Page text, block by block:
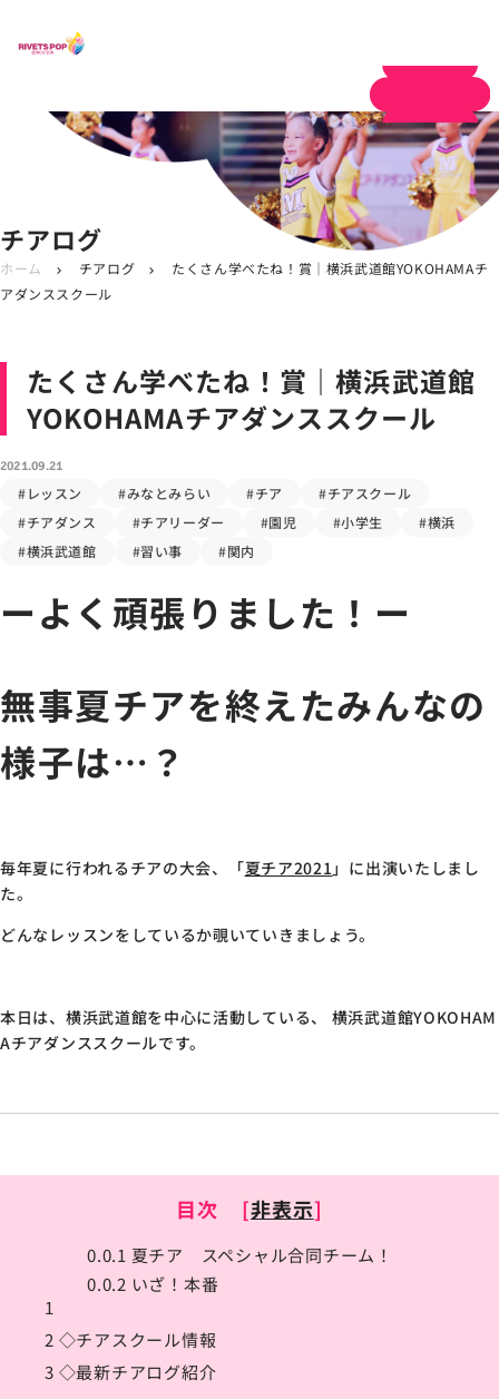
チアログ
ホーム chevron_right チアログ chevron_right
たくさん学べたね！賞｜横浜武道館YOKOHAMAチ
アダンススクール
たくさん学べたね！賞｜横浜武道館
YOKOHAMAチアダンススクール
2021.09.21
#レッスン #みなとみらい #チア
#チアスクール
#チアダンス
#チアリーダー #園児 #小学生
#横浜
#横浜武道館
#習い事 #関内
ーよく頑張りました！ー
無事夏チアを終えたみんなの
様子は…？
毎年夏に行われるチアの大会、「夏チア2021 」に出演いたしまし
た。
どんなレッスンをしているか覗いていきましょう。
本日は、横浜武道館を中心に活動している、 横浜武道館YOKOHAM
Aチアダンススクールです。
目次 [非表示]
0.0.1 夏チア スペシャル合同チーム！
0.0.2 いざ！本番
1
2 ◇チアスクール情報
3 ◇最新チアログ紹介